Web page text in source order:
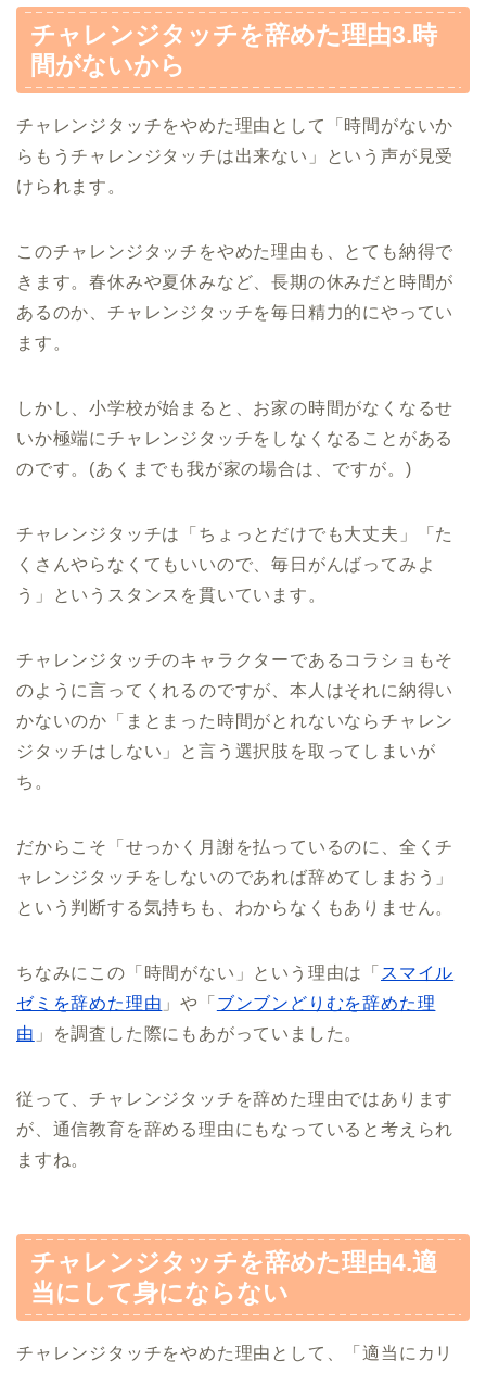
チャレンジタッチを辞めた理由3.時
間がないから
チャレンジタッチをやめた理由として「時間がないか
らもうチャレンジタッチは出来ない」という声が見受
けられます。
このチャレンジタッチをやめた理由も、とても納得で
きます。春休みや夏休みなど、長期の休みだと時間が
あるのか、チャレンジタッチを毎日精力的にやってい
ます。
しかし、小学校が始まると、お家の時間がなくなるせ
いか極端にチャレンジタッチをしなくなることがある
のです。(あくまでも我が家の場合は、ですが。)
チャレンジタッチは「ちょっとだけでも大丈夫」「た
くさんやらなくてもいいので、毎日がんばってみよ
う」というスタンスを貫いています。
チャレンジタッチのキャラクターであるコラショもそ
のように言ってくれるのですが、本人はそれに納得い
かないのか「まとまった時間がとれないならチャレン
ジタッチはしない」と言う選択肢を取ってしまいが
ち。
だからこそ「せっかく月謝を払っているのに、全くチ
ャレンジタッチをしないのであれば辞めてしまおう」
という判断する気持ちも、わからなくもありません。
ちなみにこの「時間がない」という理由は「 スマイル
ゼミを辞めた理由 」や「 ブンブンどりむを辞めた理
由 」を調査した際にもあがっていました。
従って、チャレンジタッチを辞めた理由ではあります
が、通信教育を辞める理由にもなっていると考えられ
ますね。
チャレンジタッチを辞めた理由4.適
当にして身にならない
チャレンジタッチをやめた理由として、「適当にカリ